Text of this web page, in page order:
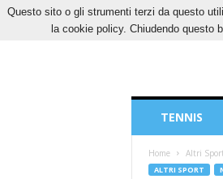
GIOVEDÌ, 6
Sport
TENNIS
Home Altri Sport
ALTRI SPORT
Questo sito o gli strumenti terzi da questo
la cookie policy. Chiudendo questo